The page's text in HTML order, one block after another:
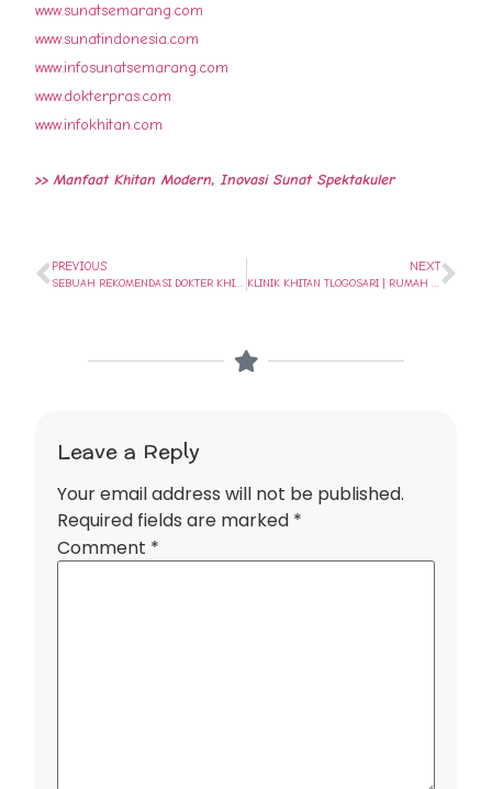
www.sunatsemarang.com
www.sunatindonesia.com
www.infosunatsemarang.com
www.dokterpras.com
www.infokhitan.com
>> Manfaat Khitan Modern, Inovasi Sunat Spektakuler
PREVIOUS NEXT
Leave a Reply
Your email address will not be published.
Required fields are marked *
Comment *